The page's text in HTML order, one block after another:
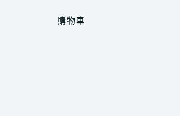
購物車